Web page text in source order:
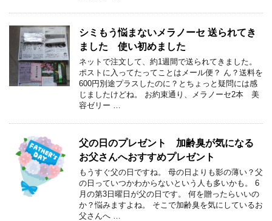
シミもう悩まないメラノーセ 送られてき
ました 使い初めました
ネットで注文して、約1週間で送られてきました。
ポストに入ってたってことはメール便？ ん？送料を
600円別途プラスしたのに？とちょっと疑問には感
じましたけどね。 お約束通り、メラノーセ2本 美
容ゼリー …
父の日のプレゼント 加齢臭が気になる
お父さんへおすすめプレゼント
もうすぐ父の日ですね。 母の日よりも影の薄い？父
の日っていつかわからないという人も多いかも。 6
月の第3日曜日が父の日です。 何を贈ったらいいの
か？悩みますよね。 そこで加齢臭を気にしているお
父さんへ …